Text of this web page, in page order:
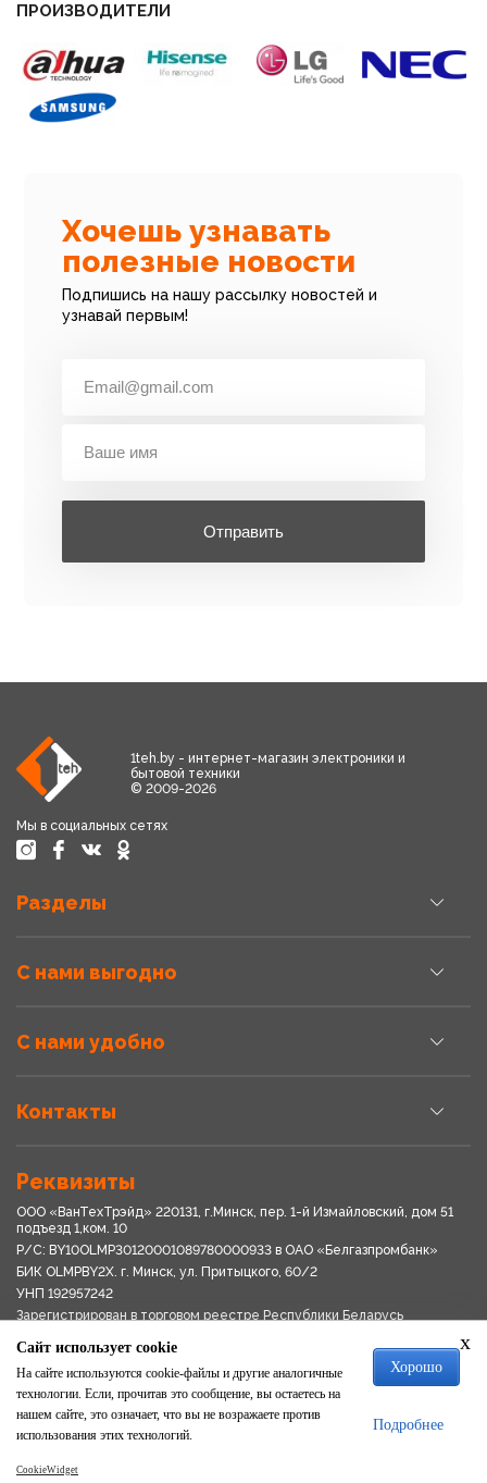
ПРОИЗВОДИТЕЛИ
Хочешь узнавать
полезные новости
Подпишись на нашу рассылку новостей и
узнавай первым!
Отправить
1teh.by - интернет-магазин электроники и
бытовой техники
© 2009-2026
Мы в социальных сетях
Разделы
С нами выгодно
С нами удобно
Контакты
Реквизиты
ООО «ВанТехТрэйд» 220131, г.Минск, пер. 1-й Измайловский, дом 51
подъезд 1,ком. 10
Р/С: BY10OLMP30120001089780000933 в OАО «Белгазпромбанк»
БИК OLMPBY2X. г. Минск, ул. Притыцкого, 60/2
УНП 192957242
Зарегистрирован в торговом реестре Республики Беларусь
Свидетельство о регистрации № 192957242выдано 18.08.2017
Мингориспоплком
Политика обработки персональных данных
Положение о системе видеонаблюдения
Политика в отношении обработки файлов cookie
x
Сайт использует cookie
На сайте используются cookie-файлы и другие аналогичные
технологии. Если, прочитав это сообщение, вы остаетесь на
нашем сайте, это означает, что вы не возражаете против
использования этих технологий.
Хорошо
Подробнее
CookieWidget